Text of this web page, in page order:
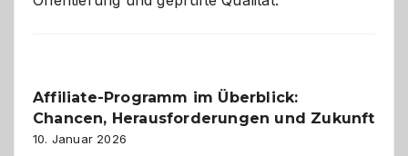
Affiliate-Programm im Überblick:
Chancen, Herausforderungen und Zukunft
10. Januar 2026